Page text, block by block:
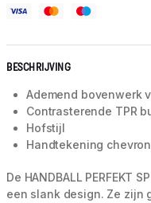
BESCHRIJVING
Ademend bovenwerk
Contrasterende TPR
Hofstijl
Handtekening
De HANDBALL PERFEKT
een slank design. Ze zijn